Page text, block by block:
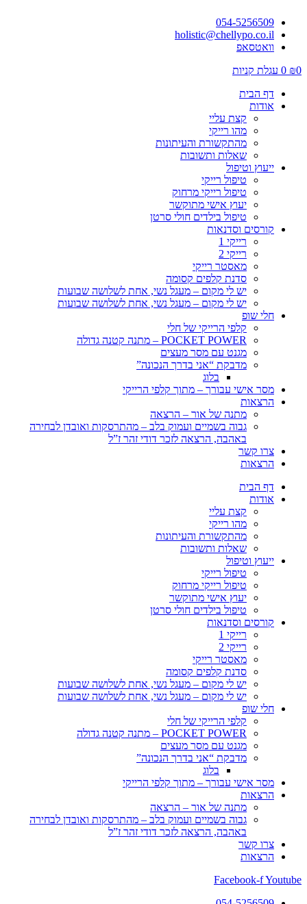
054-5256509
holistic@chellypo.co.il
וואטסאפ
₪0
0 עגלת קניות
דף הבית
אודות
קצת עליי
מהו רייקי
מהתקשורת והעיתונות
שאלות ותשובות
ייעוץ וטיפול
טיפול רייקי
טיפול רייקי מרחוק
יעוץ אישי מתוקשר
טיפול בילדים חולי סרטן
קורסים וסדנאות
רייקי 1
רייקי 2
מאסטר רייקי
סדנת קלפים קסומה
יש לי מקום – מעגל נשי, אחת לשלושה שבועות
יש לי מקום – מעגל נשי, אחת לשלושה שבועות
חלי שופ
קלפי הרייקי של חלי
POCKET POWER – מתנה קטנה גדולה
מגנט עם מסר מעצים
מדבקת “אני בדרך הנכונה”
בלוג
מסר אישי עבורך – מתוך קלפי הרייקי
הרצאות
מתנה של אור – הרצאה
גבוה בשמיים ועמוק בלב – מהתרסקות ואובדן לבחירה
באהבה, הרצאה לזכר דודי זהר ז”ל
צרו קשר
הרצאות
דף הבית
אודות
קצת עליי
מהו רייקי
מהתקשורת והעיתונות
שאלות ותשובות
ייעוץ וטיפול
טיפול רייקי
טיפול רייקי מרחוק
יעוץ אישי מתוקשר
טיפול בילדים חולי סרטן
קורסים וסדנאות
רייקי 1
רייקי 2
מאסטר רייקי
סדנת קלפים קסומה
יש לי מקום – מעגל נשי, אחת לשלושה שבועות
יש לי מקום – מעגל נשי, אחת לשלושה שבועות
חלי שופ
קלפי הרייקי של חלי
POCKET POWER – מתנה קטנה גדולה
מגנט עם מסר מעצים
מדבקת “אני בדרך הנכונה”
בלוג
מסר אישי עבורך – מתוך קלפי הרייקי
הרצאות
מתנה של אור – הרצאה
גבוה בשמיים ועמוק בלב – מהתרסקות ואובדן לבחירה
באהבה, הרצאה לזכר דודי זהר ז”ל
צרו קשר
הרצאות
Facebook-fYoutube